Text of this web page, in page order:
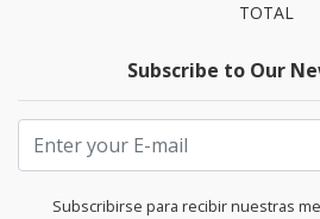
TOTAL
Subscribe to Our
Subscribirse para recibir nuestras